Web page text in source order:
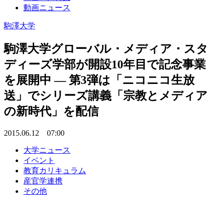
動画ニュース
駒澤大学
駒澤大学グローバル・メディア・スタ
ディーズ学部が開設10年目で記念事業
を展開中 — 第3弾は「ニコニコ生放
送」でシリーズ講義「宗教とメディア
の新時代」を配信
2015.06.12 07:00
大学ニュース
イベント
教育カリキュラム
産官学連携
その他